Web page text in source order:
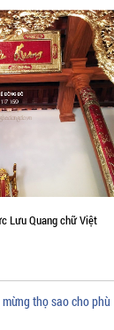
Lưu Quang chữ Việt
thọ sao cho phù